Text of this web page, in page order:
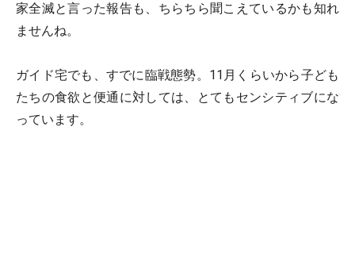
家全滅と言った報告も、ちらちら聞こえているかも知れ
ませんね。
ガイド宅でも、すでに臨戦態勢。11月くらいから子ども
たちの食欲と便通に対しては、とてもセンシティブにな
っています。